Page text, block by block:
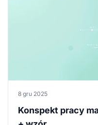
8 gru 2025
Konspekt pracy